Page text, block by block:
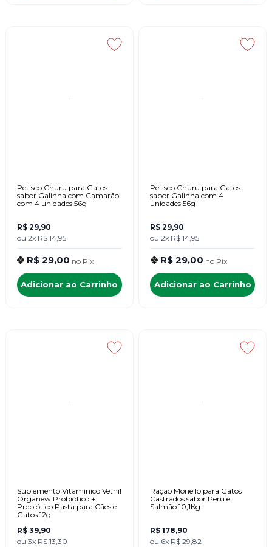
Petisco Churu para Gatos
sabor Galinha com Camarão
com 4 unidades 56g
R$ 29,90
ou 2x R$ 14,95
R$ 29,00 no Pix
Adicionar ao Carrinho
Petisco Churu para Gatos
sabor Galinha com 4
unidades 56g
R$ 29,90
ou 2x R$ 14,95
R$ 29,00 no Pix
Adicionar ao Carrinho
Suplemento Vitamínico Vetnil
Organew Probiótico +
Prebiótico Pasta para Cães e
Gatos 12g
R$ 39,90
ou 3x R$ 13,30
Ração Monello para Gatos
Castrados sabor Peru e
Salmão 10,1Kg
R$ 178,90
ou 6x R$ 29,82